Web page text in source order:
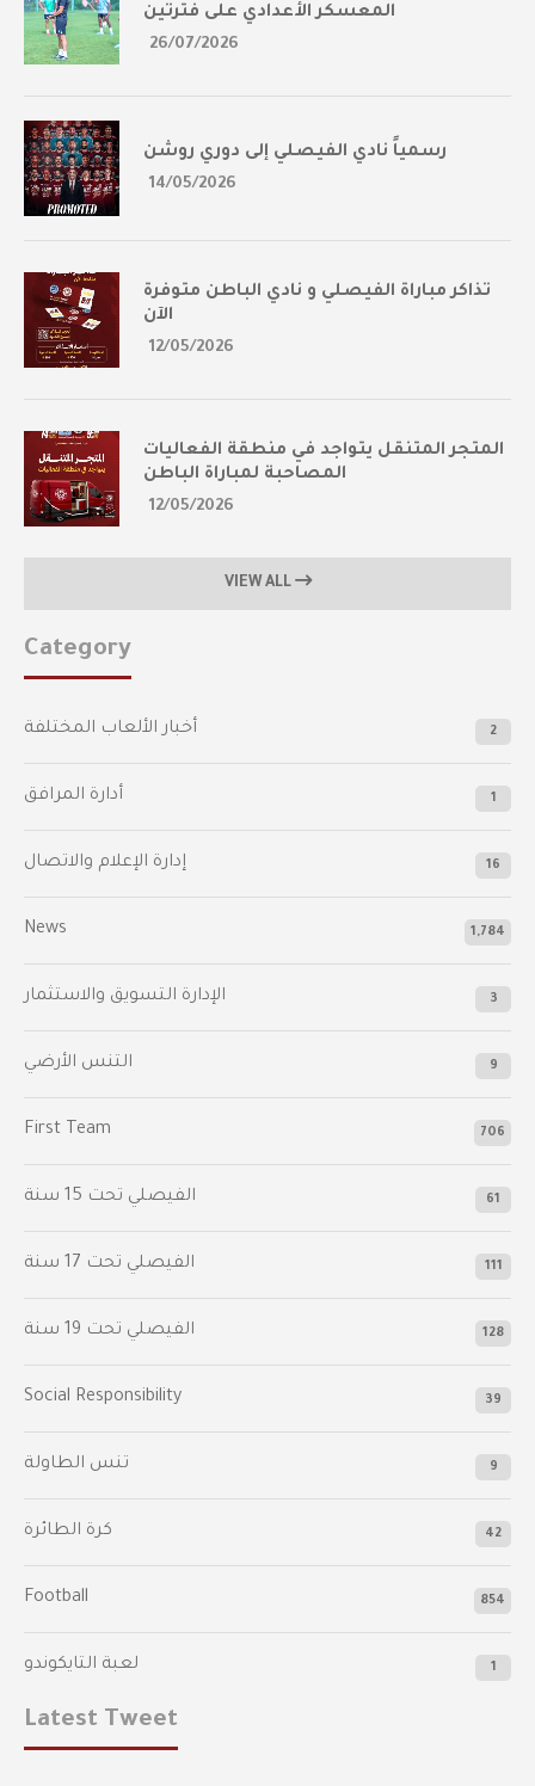
المعسكر الأعدادي على فترتين
26/07/2026
رسمياً نادي الفيصلي إلى دوري روشن
14/05/2026
تذاكر مباراة الفيصلي و نادي الباطن متوفرة
الآن
12/05/2026
المتجر المتنقل يتواجد في منطقة الفعاليات
المصاحبة لمباراة الباطن
12/05/2026
VIEW ALL
Category
أخبار الألعاب المختلفة 2
أدارة المرافق 1
إدارة الإعلام والاتصال 16
News 1,784
الإدارة التسويق والاستثمار 3
التنس الأرضي 9
First Team 706
الفيصلي‬⁩ تحت 15 سنة 61
‫الفيصلي‬⁩ تحت 17 سنة 111
الفيصلي‬⁩ تحت 19 سنة 128
Social Responsibility 39
تنس الطاولة 9
كرة الطائرة 42
Football 854
لعبة التايكوندو 1
Latest Tweet